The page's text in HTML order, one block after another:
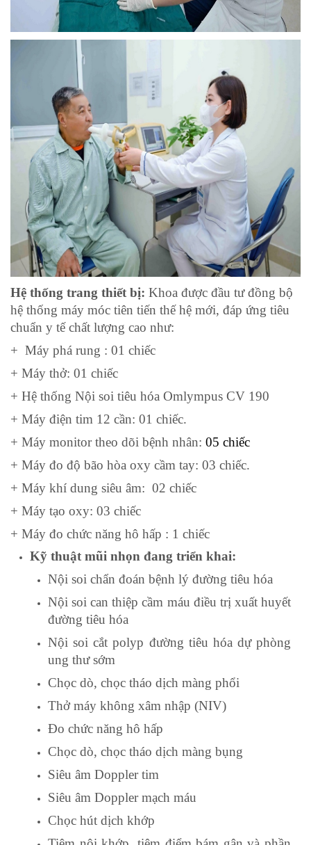
Hệ thống trang thiết bị: Khoa được đầu tư đồng bộ
hệ thống máy móc tiên tiến thế hệ mới, đáp ứng tiêu
chuẩn y tế chất lượng cao như:
+ Máy phá rung : 01 chiếc
+ Máy thở: 01 chiếc
+ Hệ thống Nội soi tiêu hóa Omlympus CV 190
+ Máy điện tim 12 cần: 01 chiếc.
+ Máy monitor theo dõi bệnh nhân: 05 chiếc
+ Máy đo độ bão hòa oxy cầm tay: 03 chiếc.
+ Máy khí dung siêu âm: 02 chiếc
+ Máy tạo oxy: 03 chiếc
+ Máy đo chức năng hô hấp : 1 chiếc
Kỹ thuật mũi nhọn đang triển khai:
Nội soi chẩn đoán bệnh lý đường tiêu hóa
Nội soi can thiệp cầm máu điều trị xuất huyết
đường tiêu hóa
Nội soi cắt polyp đường tiêu hóa dự phòng
ung thư sớm
Chọc dò, chọc tháo dịch màng phổi
Thở máy không xâm nhập (NIV)
Đo chức năng hô hấp
Chọc dò, chọc tháo dịch màng bụng
Siêu âm Doppler tim
Siêu âm Doppler mạch máu
Chọc hút dịch khớp